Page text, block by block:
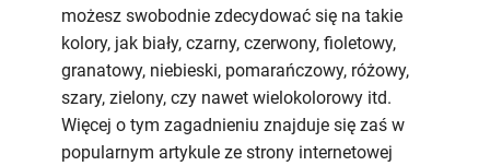
możesz swobodnie zdecydować się na takie
kolory, jak biały, czarny, czerwony, fioletowy,
granatowy, niebieski, pomarańczowy, różowy,
szary, zielony, czy nawet wielokolorowy itd.
Więcej o tym zagadnieniu znajduje się zaś w
popularnym artykule ze strony internetowej